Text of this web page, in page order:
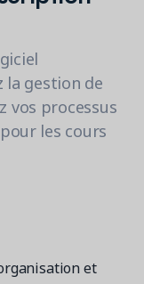
gestion de
vos processus
les cours
et